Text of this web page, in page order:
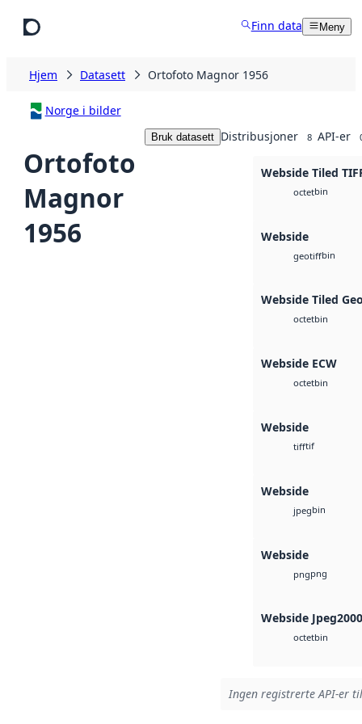
Finn data Meny
Hjem Datasett Ortofoto Magnor 1956
Norge i bilder
Ortofoto
Magnor
1956
Bruk datasett Distribusjoner 8 API-er
Webside Tiled
octetbin
Webside
geotiffbin
Webside Tiled
octetbin
Webside ECW
octetbin
Webside
tifftif
Webside
jpegbin
Webside
pngpng
Webside Jpeg2000
octetbin
Ingen registrerte API-er